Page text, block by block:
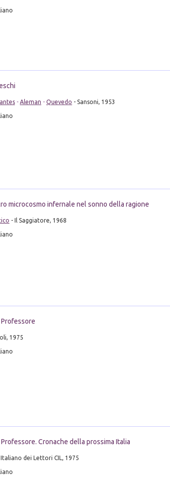
- Aleman - Quevedo - Sansoni, 1953
microcosmo infernale nel sonno della ragione
- Il Saggiatore, 1968
1975
Cronache della prossima Italia
Italiano dei Lettori CIL, 1975